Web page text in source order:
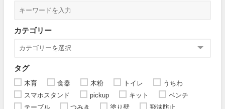
カテゴリー
タグ
木育 食器 木粉 トイレ
うちわ
スマホスタンド
pickup キット
ベンチ
テーブル
つみき 塗り壁
飛沫防止